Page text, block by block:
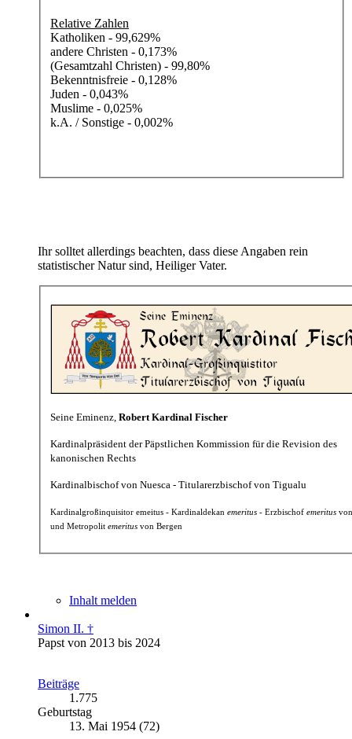
Relative Zahlen
Katholiken - 99,629%
andere Christen - 0,173%
(Gesamtzahl Christen) - 99,80%
Bekenntnisfreie - 0,128%
Juden - 0,043%
Muslime - 0,025%
k.A. / Sonstige - 0,002%
Ihr solltet allerdings beachten, dass diese Angaben rein
statistischer Natur sind, Heiliger Vater.
Seine Eminenz, Robert Kardinal Fischer
Kardinalpräsident der Päpstlichen Kommission für die Revision des
kanonischen Rechts
Kardinalbischof von Nuesca - Titularerzbischof von Tigualu
Kardinalgroßinquisitor emeitus - Kardinaldekan emeritus - Erzbischof emeritus
und Metropolit emeritus von Bergen
Inhalt melden
Simon II. †
Papst von 2013 bis 2024
Beiträge
1.775
Geburtstag
13. Mai 1954 (72)